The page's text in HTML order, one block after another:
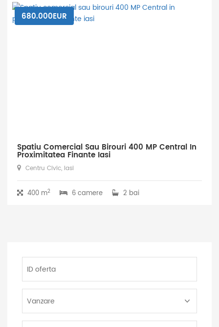
Spatiu Comercial Sau Birouri 400 MP Central In
Proximitatea Finante Iasi
Centru Civic, Iasi
680.000EUR
400 m2 6 camere 2 bai
oferta
Tranzactie: